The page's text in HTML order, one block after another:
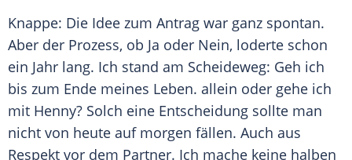
Knappe: Die Idee zum Antrag war ganz spontan.
Aber der Prozess, ob Ja oder Nein, loderte schon
ein Jahr lang. Ich stand am Scheideweg: Geh ich
bis zum Ende meines Leben. allein oder gehe ich
mit Henny? Solch eine Entscheidung sollte man
nicht von heute auf morgen fällen. Auch aus
Respekt vor dem Partner. Ich mache keine halben